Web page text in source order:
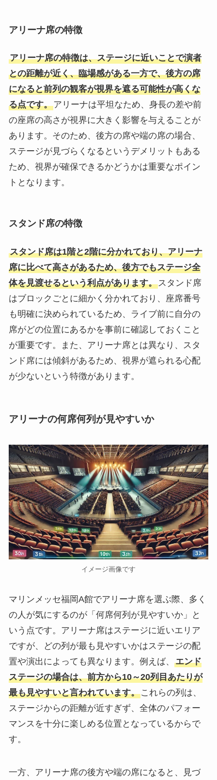
アリーナ席の特徴
アリーナ席の特徴は、ステージに近いことで演者
との距離が近く、臨場感がある一方で、後方の席
になると前列の観客が視界を遮る可能性が高くな
る点です。アリーナは平坦なため、身長の差や前
の座席の高さが視界に大きく影響を与えることが
あります。そのため、後方の席や端の席の場合、
ステージが見づらくなるというデメリットもある
ため、視界が確保できるかどうかは重要なポイン
トとなります。
スタンド席の特徴
スタンド席は1階と2階に分かれており、アリーナ
席に比べて高さがあるため、後方でもステージ全
体を見渡せるという利点があります。スタンド席
はブロックごとに細かく分かれており、座席番号
も明確に決められているため、ライブ前に自分の
席がどの位置にあるかを事前に確認しておくこと
が重要です。また、アリーナ席とは異なり、スタ
ンド席には傾斜があるため、視界が遮られる心配
が少ないという特徴があります。
アリーナの何席何列が見やすいか
イメージ画像です
マリンメッセ福岡A館でアリーナ席を選ぶ際、多く
の人が気にするのが「何席何列が見やすいか」と
いう点です。アリーナ席はステージに近いエリア
ですが、どの列が最も見やすいかはステージの配
置や演出によっても異なります。例えば、 エンド
ステージの場合は、前方から10～20列目あたりが
最も見やすいと言われています。これらの列は、
ステージからの距離が近すぎず、全体のパフォー
マンスを十分に楽しめる位置となっているからで
す。
一方、アリーナ席の後方や端の席になると、見づ